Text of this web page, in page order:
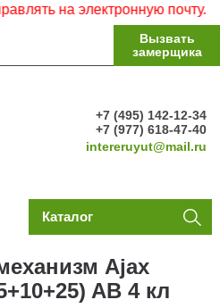
на электронную почту.
Вызвать
замерщика
+7 (495) 142-12-34
+7 (977) 618-47-40
intereruyut@mail.ru
Каталог
Ajax
AB 4 кл